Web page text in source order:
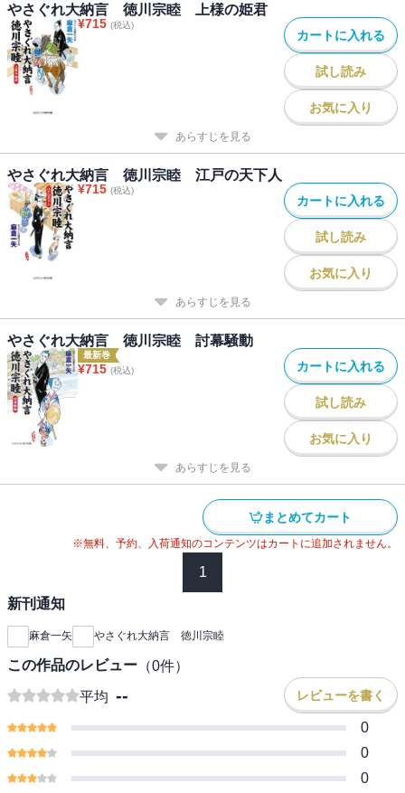
やさぐれ大納言 徳川宗睦 上様の姫君
¥715 (税込)
カートに入れる
試し読み
お気に入り
あらすじを見る
やさぐれ大納言 徳川宗睦 江戸の天下人
¥715 (税込)
カートに入れる
試し読み
お気に入り
あらすじを見る
やさぐれ大納言 徳川宗睦 討幕騒動
最新巻
¥715 (税込) カートに入れる
試し読み
お気に入り
あらすじを見る
まとめてカート
※無料、予約、入荷通知のコンテンツはカートに追加されません。
1
新刊通知
麻倉一矢 やさぐれ大納言 徳川宗睦
この作品のレビュー （0件）
平均 -- レビューを書く
0
0
0